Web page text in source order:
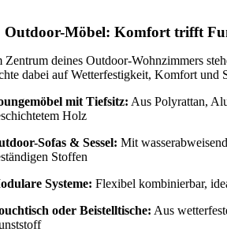
Outdoor-Möbel: Komfort trifft
Zentrum deines Outdoor-Wohnzimmers
dabei auf Wetterfestigkeit, Komfort und
mit Tiefsitz: Aus Polyrattan,
Holz
Sofas & Sessel: Mit
Stoffen
Systeme: Flexibel kombinierbar,
oder Beistelltische: Aus